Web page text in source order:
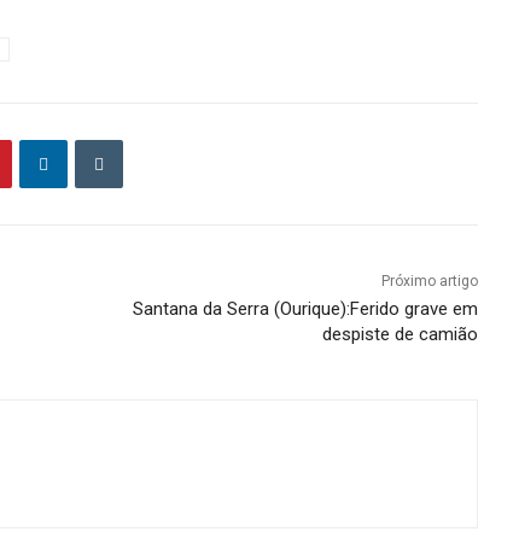
Próximo artigo
Santana da Serra (Ourique):Ferido grave em
despiste de camião